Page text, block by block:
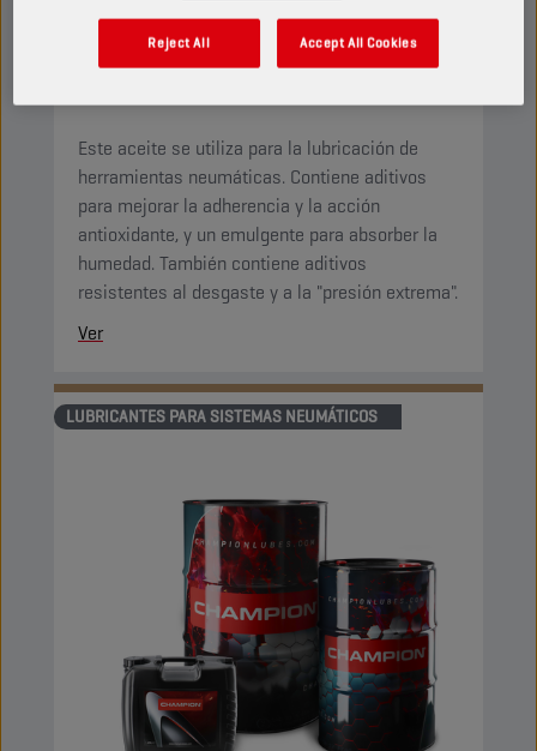
CHAMPIONPNEUMA
ISO 22
Este aceite se utiliza para la lubricación de
herramientas neumáticas. Contiene aditivos
para mejorar la adherencia y la acción
antioxidante, y un emulgente para absorber la
humedad. También contiene aditivos
resistentes al desgaste y a la "presión extrema".
Ver
LUBRICANTES PARA SISTEMAS NEUMÁTICOS
Reject All Accept All Cookies